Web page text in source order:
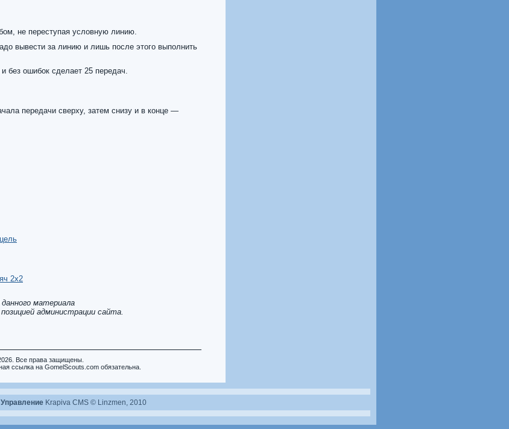
не переступая условную линию.
вывести за линию и лишь после этого выполнить
без ошибок сделает 25 передач.
передачи сверху, затем снизу и в конце —
2x2
материала
администрации сайта.
Все права защищены.
ссылка на GomelScouts.com обязательна.
Управление Krapiva CMS © Linzmen, 2010